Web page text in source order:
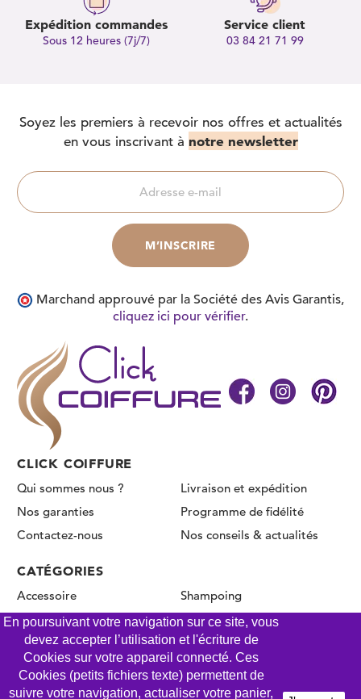
Expédition commandes
Sous 12 heures (7j/7)
Service client
03 84 21 71 99
CLICK COIFFURE
Qui sommes nous ?
Livraison et expédition
Nos garanties
Programme de fidélité
Contactez-nous
Nos conseils & actualités
CATÉGORIES
Accessoire
Coloration & décoloration
Oxydant & révélateur
Permanente & Lissage
Shampoing
Produit de coiffage
Soin & masque
Soyez les premiers à recevoir nos offres et actualités
en vous inscrivant à notre newsletter
Marchand approuvé par la Société des Avis Garantis,
cliquez ici pour vérifier.
En poursuivant votre navigation sur ce site, vous
devez accepter l’utilisation et l'écriture de
Cookies sur votre appareil connecté. Ces
Cookies (petits fichiers texte) permettent de
suivre votre navigation, actualiser votre panier,